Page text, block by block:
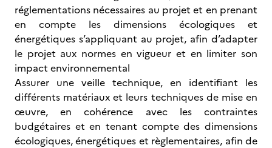
réglementations nécessaires au projet et en prenant
en compte les dimensions écologiques et
énergétiques s’appliquant au projet, afin d’adapter
le projet aux normes en vigueur et en limiter son
impact environnemental
Assurer une veille technique, en identifiant les
différents matériaux et leurs techniques de mise en
œuvre, en cohérence avec les contraintes
budgétaires et en tenant compte des dimensions
écologiques, énergétiques et règlementaires, afin de